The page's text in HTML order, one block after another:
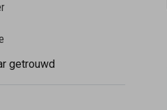
getrouwd